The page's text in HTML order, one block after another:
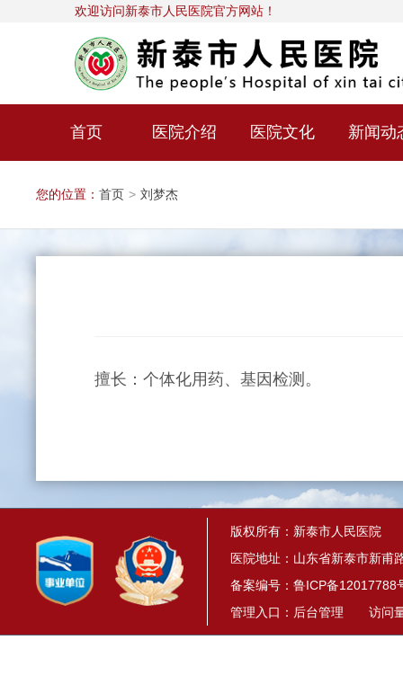
欢迎访问新泰市人民医院官方网站！
首页 医院介绍 医院文化 新闻动
您的位置： 首页 > 刘梦杰
擅长：个体化用药、基因检测。
版权所有：新泰市人民医院
医院地址：山东省新泰市新甫
备案编号： 鲁ICP备12017788
管理入口： 后台管理 访问量